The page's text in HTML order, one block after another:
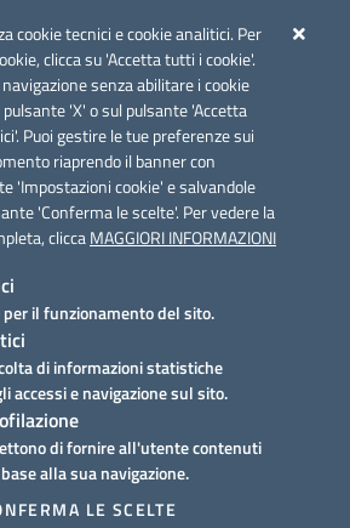
cookie tecnici e cookie analitici. Per
clicca su 'Accetta tutti i cookie'.
senza abilitare i cookie
'X' o sul pulsante 'Accetta
Puoi gestire le tue preferenze sui
riaprendo il banner con
'Impostazioni cookie' e salvandole
'Conferma le scelte'. Per vedere la
cliccaMAGGIORI INFORMAZIONI
per il funzionamento del sito.
di informazioni statistiche
accessi e navigazione sul sito.
di fornire all'utente contenuti
alla sua navigazione.
LE SCELTE